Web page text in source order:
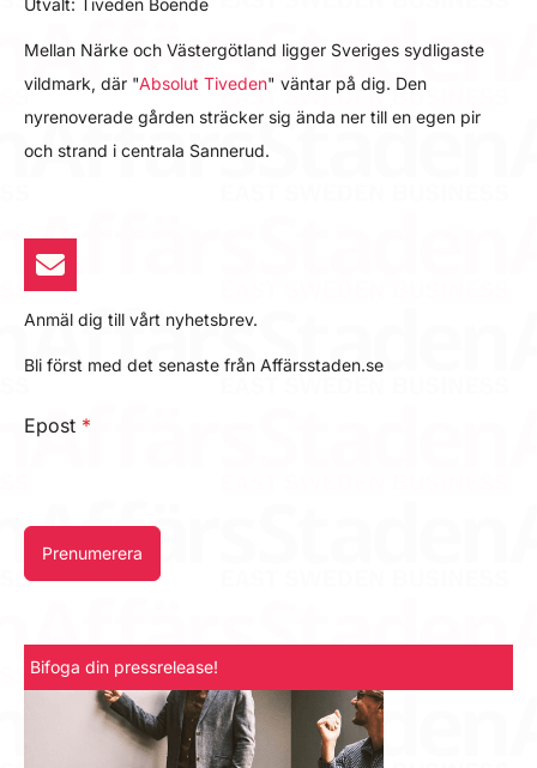
Mellan Närke och Västergötland ligger Sveriges sydligaste
vildmark, där "Absolut Tiveden" väntar på dig. Den
nyrenoverade gården sträcker sig ända ner till en egen pir
och strand i centrala Sannerud.
Anmäl dig till vårt nyhetsbrev.
Bli först med det senaste från Affärsstaden.se
Epost *
Prenumerera
Bifoga din pressrelease!